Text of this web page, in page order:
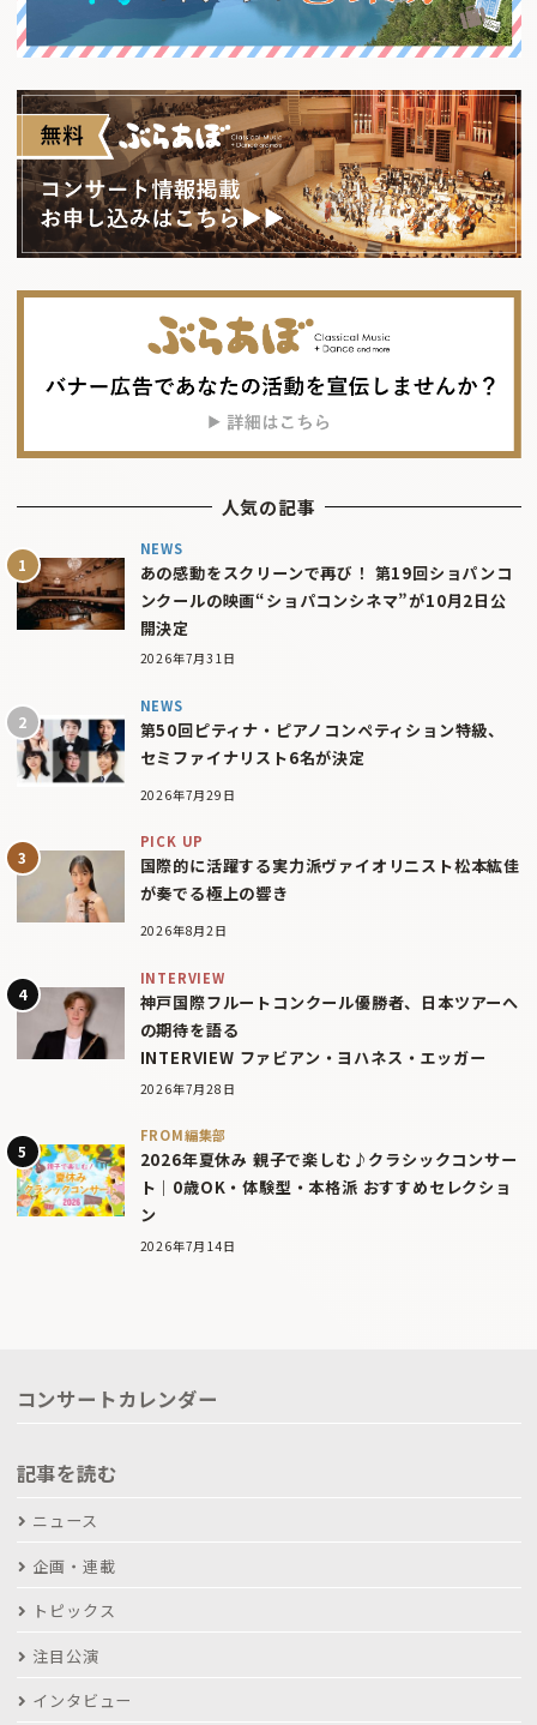
人気の記事
NEWS
あの感動をスクリーンで再び！ 第19回ショパンコ
ンクールの映画“ショパコンシネマ”が10月2日公
開決定
2026年7月31日
NEWS
第50回ピティナ・ピアノコンペティション特級、
セミファイナリスト6名が決定
2026年7月29日
PICK UP
国際的に活躍する実力派ヴァイオリニスト松本紘佳
が奏でる極上の響き
2026年8月2日
INTERVIEW
神戸国際フルートコンクール優勝者、日本ツアーへ
の期待を語る
INTERVIEW ファビアン・ヨハネス・エッガー
2026年7月28日
FROM編集部
2026年夏休み 親子で楽しむ♪クラシックコンサー
ト｜0歳OK・体験型・本格派 おすすめセレクショ
ン
2026年7月14日
コンサートカレンダー
記事を読む
ニュース
企画・連載
トピックス
注目公演
インタビュー